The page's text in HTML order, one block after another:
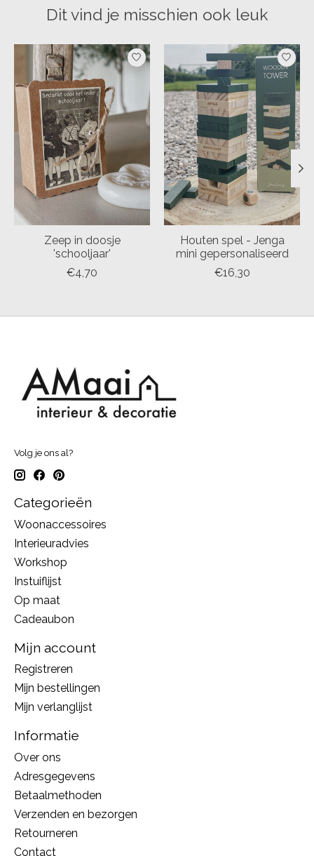
Dit vind je misschien ook leuk
Items van productcarrousel
Zeep in doosje
'schooljaar'
€4,70
Houten spel - Jenga
mini gepersonaliseerd
€16,30
Volg je ons al?
Categorieën
Woonaccessoires
Interieuradvies
Workshop
Instuiflijst
Op maat
Cadeaubon
Mijn account
Registreren
Mijn bestellingen
Mijn verlanglijst
Informatie
Over ons
Adresgegevens
Betaalmethoden
Verzenden en bezorgen
Retourneren
Contact